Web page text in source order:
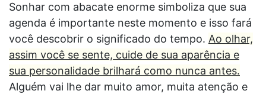
Sonhar com abacate enorme simboliza que sua
agenda é importante neste momento e isso fará
você descobrir o significado do tempo. Ao olhar,
assim você se sente, cuide de sua aparência e
sua personalidade brilhará como nunca antes.
Alguém vai lhe dar muito amor, muita atenção e